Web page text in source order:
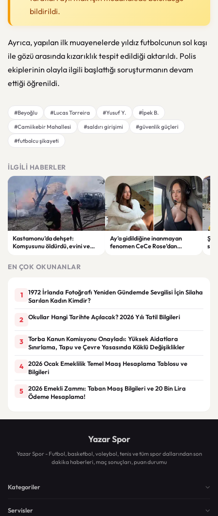
bildirildi.
Ayrıca, yapılan ilk muayenelerde yıldız futbolcunun sol kaşı
ile gözü arasında kızarıklık tespit edildiği aktarıldı. Polis
ekiplerinin olayla ilgili başlattığı soruşturmanın devam
ettiği öğrenildi.
#Beyoğlu #Lucas Torreira #Yusuf Y.
#İpek B.
#Camiikebir Mahallesi
#saldırı girişimi
#güvenlik güçleri
#futbolcu şikayeti
İLGILI HABERLER
Kastamonu’da dehşet:
Komşusunu öldürdü, evini ve
Ay’a gidildiğine inanmayan
fenomen CeCe Rose’dan
EN ÇOK OKUNANLAR
1
1972 İrlanda Fotoğrafı Yeniden Gündemde Sevgilisi İçin Silaha
Sarılan Kadın Kimdir?
2 Okullar Hangi Tarihte Açılacak? 2026 Yılı Tatil Bilgileri
3
Torba Kanun Komisyonu Onayladı: Yüksek Aidatlara
Sınırlama, Tapu ve Çevre Yasasında Köklü Değişiklikler
4
2026 Ocak Emeklilik Temel Maaş Hesaplama Tablosu ve
Bilgileri
5
2026 Emekli Zammı: Taban Maaş Bilgileri ve 20 Bin Lira
Ödeme Hesaplama!
Yazar Spor
Yazar Spor - Futbol, basketbol, voleybol, tenis ve tüm spor dallarından son
dakika haberleri, maç sonuçları, puan durumu
Kategoriler
Servisler